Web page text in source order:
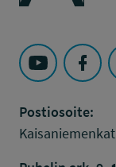
Seuraa
Postiosoite: